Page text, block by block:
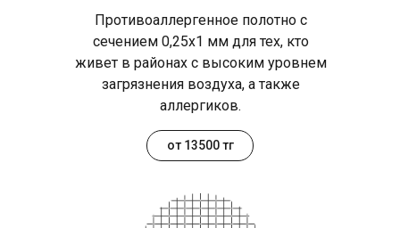
Противоаллергенное полотно с
сечением 0,25х1 мм для тех, кто
живет в районах с высоким уровнем
загрязнения воздуха, а также
аллергиков.
от 13500 тг